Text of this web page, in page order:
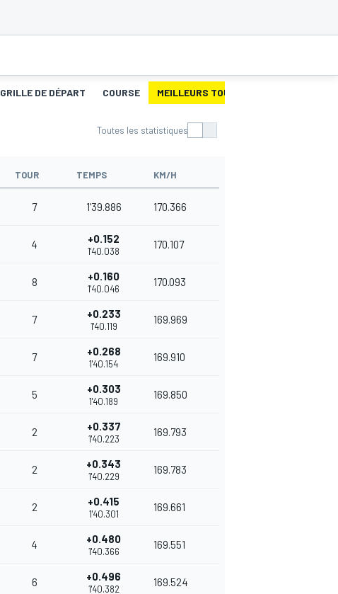
GRILLE DE DÉPART COURSE MEILLEURS TOURS
Toutes les statistiques
TOUR TEMPS KM/H
7 1'39.886 170.366
4 +0.152
1'40.038
170.107
8 +0.160
1'40.046
170.093
7 +0.233
1'40.119
169.969
7 +0.268
1'40.154
169.910
5 +0.303
1'40.189
169.850
2 +0.337
1'40.223
169.793
2 +0.343
1'40.229
169.783
2 +0.415
1'40.301
169.661
4 +0.480
1'40.366
169.551
6 +0.496
1'40.382
169.524